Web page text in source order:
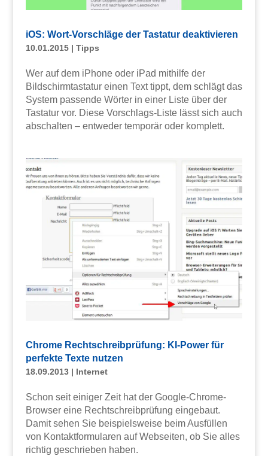
iOS: Wort-Vorschläge der Tastatur deaktivieren
10.01.2015| Tipps
Wer auf dem iPhone oder iPad mithilfe der
Bildschirmtastatur einen Text tippt, dem schlägt das
System passende Wörter in einer Liste über der
Tastatur vor. Diese Vorschlags-Liste lässt sich auch
abschalten – entweder temporär oder komplett.
Chrome Rechtschreibprüfung: KI-Power für
perfekte Texte nutzen
18.09.2013| Internet
Schon seit einiger Zeit hat der Google-Chrome-
Browser eine Rechtschreibprüfung eingebaut.
Damit sehen Sie beispielsweise beim Ausfüllen
von Kontaktformularen auf Webseiten, ob Sie alles
richtig geschrieben haben.